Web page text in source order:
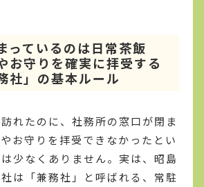
っているのは日常茶飯
お守りを確実に拝受する
社」の基本ルール
れたのに、社務所の窓口が閉ま
お守りを拝受できなかったとい
少なくありません。実は、昭島
は「兼務社」と呼ばれる、常駐